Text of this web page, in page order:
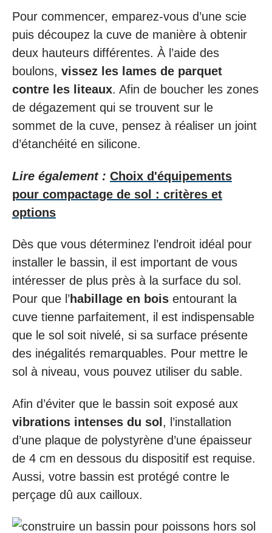
Pour commencer, emparez-vous d’une scie
puis découpez la cuve de manière à obtenir
deux hauteurs différentes. À l’aide des
boulons, vissez les lames de parquet
contre les liteaux. Afin de boucher les zones
de dégazement qui se trouvent sur le
sommet de la cuve, pensez à réaliser un joint
d’étanchéité en silicone.
Lire également : Choix d'équipements
pour compactage de sol : critères et
options
Dès que vous déterminez l’endroit idéal pour
installer le bassin, il est important de vous
intéresser de plus près à la surface du sol.
Pour que l’habillage en bois entourant la
cuve tienne parfaitement, il est indispensable
que le sol soit nivelé, si sa surface présente
des inégalités remarquables. Pour mettre le
sol à niveau, vous pouvez utiliser du sable.
Afin d’éviter que le bassin soit exposé aux
vibrations intenses du sol, l’installation
d’une plaque de polystyrène d’une épaisseur
de 4 cm en dessous du dispositif est requise.
Aussi, votre bassin est protégé contre le
perçage dû aux cailloux.